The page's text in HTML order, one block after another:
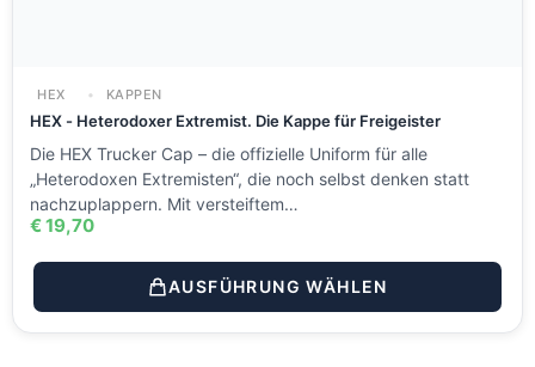
HEX KAPPEN
HEX - Heterodoxer Extremist. Die Kappe für Freigeister
Die HEX Trucker Cap – die offizielle Uniform für alle
„Heterodoxen Extremisten“, die noch selbst denken statt
nachzuplappern. Mit versteiftem…
€19,70
AUSFÜHRUNG WÄHLEN